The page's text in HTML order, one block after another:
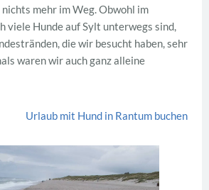
mehr im Weg. Obwohl im
viele Hunde auf Sylt unterwegs sind,
die wir besucht haben, sehr
waren wir auch ganz alleine
Urlaub mit Hund in Rantum buchen